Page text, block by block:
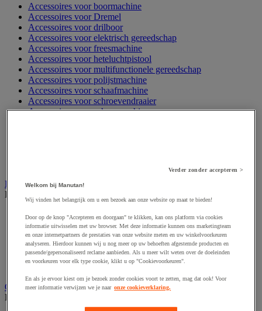
Accessoires voor boormachine
Accessoires voor Dremel
Accessoires voor drilboor
Accessoires voor elektrisch gereedschap
Accessoires voor freesmachine
Accessoires voor heteluchtpistool
Accessoires voor multifunctionele gereedschap
Accessoires voor polijstmachine
Accessoires voor schaafmachine
Accessoires voor schroevendraaier
Accessoires voor schuurmachine
Elektrische toebehoren en verlichting
Bekijk de hele productgroep
Accessoires voor elektrisch schakelpaneel
Batterij, oplader en kabel
Elektrische kabel
Elektrische uitrusting
Verlengsnoer, stekkerdoos en kapelhaspel
Wandcontactdoos en schakelaar
Gereedschap opbergen
Bekijk de hele productgroep
Verder zonder accepteren >
Welkom bij Manutan!
Wij vinden het belangrijk om u een bezoek aan onze website op maat te bieden!
Door op de knop "Accepteren en doorgaan" te klikken, kan ons platform via cookies
informatie uitwisselen met uw browser. Met deze informatie kunnen ons marketingteam
en onze internetpartners de prestaties van onze website meten en uw winkelvoorkeuren
analyseren. Hierdoor kunnen wij u nog meer op uw behoeften afgestemde producten en
passende/gepersonaliseerd reclame aanbieden. Als u meer wilt weten over de doeleinden
en voorkeuren voor elk type cookie, klikt u op "Cookievoorkeuren".
En als je ervoor kiest om je bezoek zonder cookies voort te zetten, mag dat ook! Voor
meer informatie verwijzen we je naar onze cookieverklaring.